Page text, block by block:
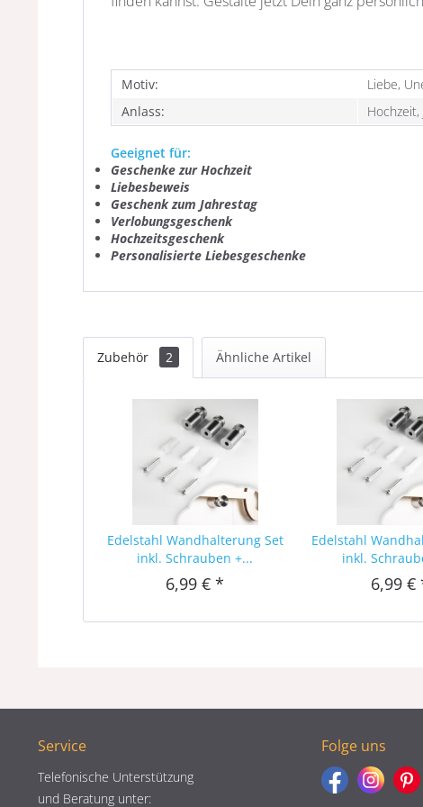
Motiv:
Liebe,
Anlass:
Hochzeit,
Geeignet für:
Geschenke zur Hochzeit
Liebesbeweis
Geschenk zum Jahrestag
Verlobungsgeschenk
Hochzeitsgeschenk
Personalisierte Liebesgeschenke
Zubehör 2 Ähnliche Artikel
Edelstahl Wandhalterung Set
inkl. Schrauben +...
6,99 € *
Edelstahl
inkl.
6,99 €
Service
Telefonische Unterstützung
und Beratung unter:
Folge uns